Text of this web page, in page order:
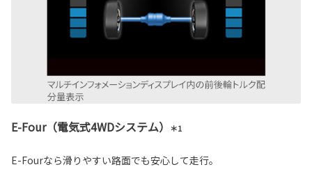
E-Four（電気式4WDシステム） ＊1
E-Fourなら滑りやすい路面でも安心して走行。